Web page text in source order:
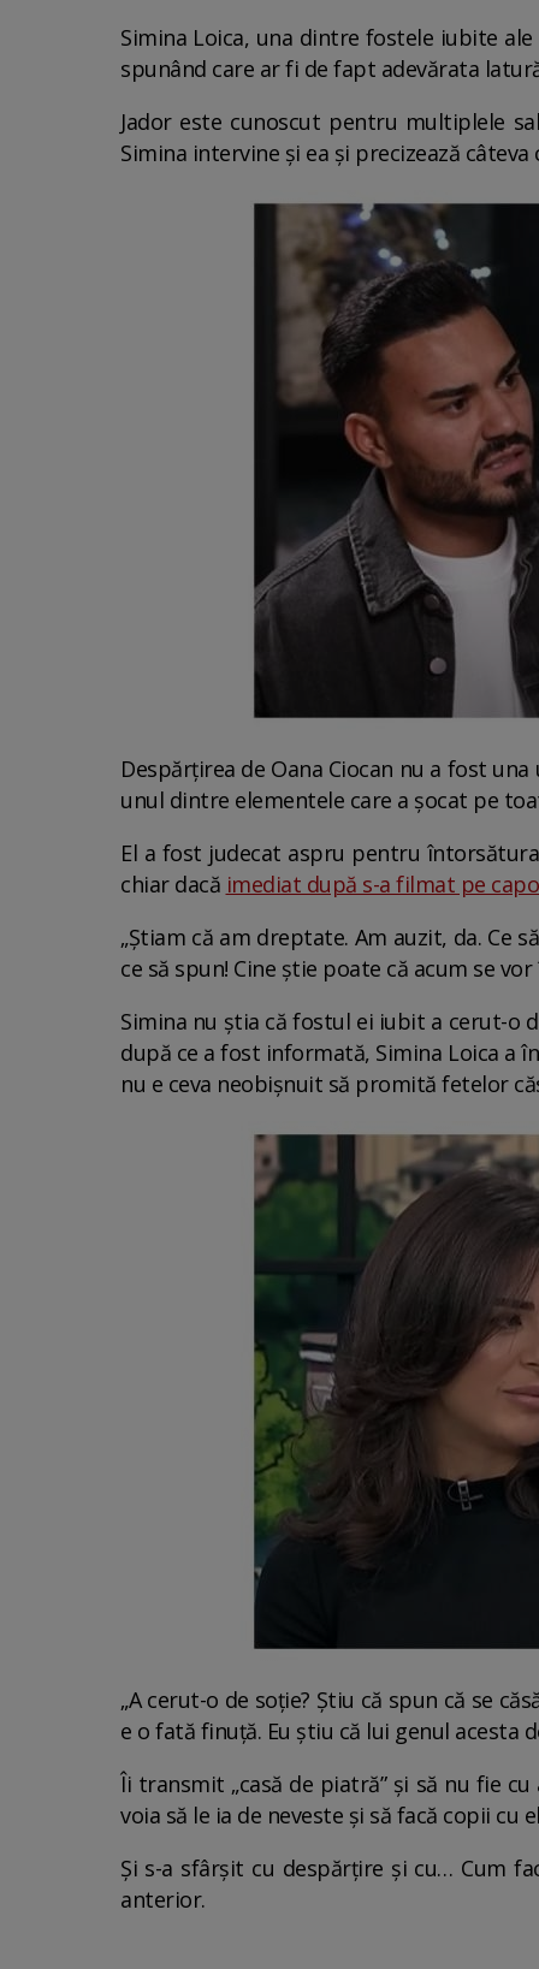
Simina Loica, una dintre fostele iubite
spunând care ar fi de fapt adevărata
Jador este cunoscut pentru multiplele
Simina intervine și ea și precizează
Despărțirea de Oana Ciocan nu a fost
unul dintre elementele care a șocat pe
El a fost judecat aspru pentru
chiar dacă imediat după s-a filmat pe
„Știam că am dreptate. Am auzit, da. Ce
ce să spun! Cine știe poate că acum se
Simina nu știa că fostul ei iubit a cerut-o
după ce a fost informată, Simina Loica a
nu e ceva neobișnuit să promită fetelor
„A cerut-o de soție? Știu că spun că se
e o fată finuță. Eu știu că lui genul acesta
Îi transmit „casă de piatră” și să nu fie
voia să le ia de neveste și să facă copii cu
Și s-a sfârșit cu despărțire și cu… Cum
anterior.